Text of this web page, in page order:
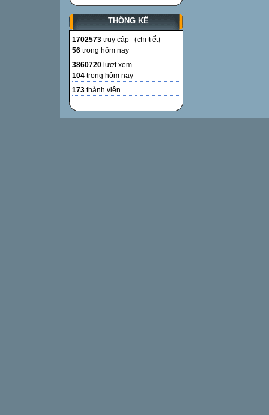
THỐNG KÊ
1702573 truy cập (chi tiết)
56 trong hôm nay
3860720 lượt xem
104 trong hôm nay
173 thành viên